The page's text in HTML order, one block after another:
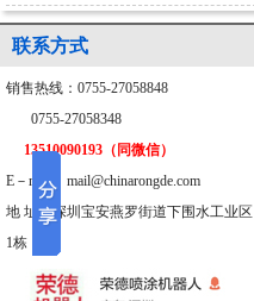
联系方式
销售热线：0755-27058848
0755-27058348
13510090193（同微信）
E－mail：mail@chinarongde.com
地 址：深圳宝安燕罗街道下围水工业区
1栋